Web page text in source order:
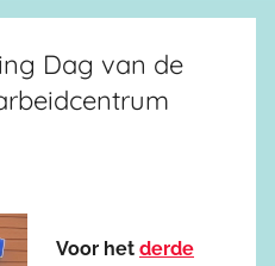
Dag van de
Voor het derde